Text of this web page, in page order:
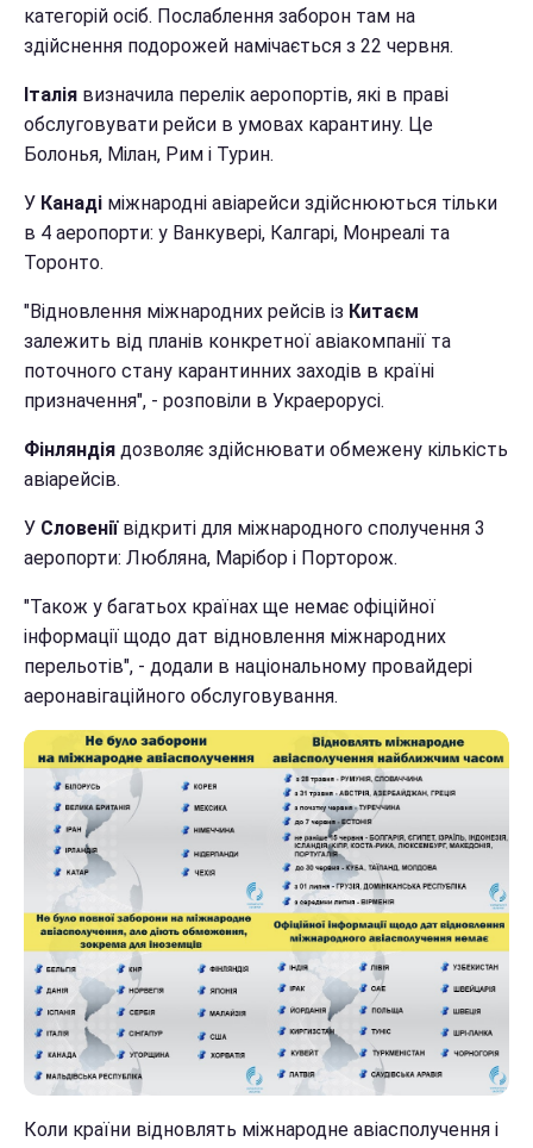
категорій осіб. Послаблення заборон там на
здійснення подорожей намічається з 22 червня.
Італія визначила перелік аеропортів, які в праві
обслуговувати рейси в умовах карантину. Це
Болонья, Мілан, Рим і Турин.
У Канаді міжнародні авіарейси здійснюються тільки
в 4 аеропорти: у Ванкувері, Калгарі, Монреалі та
Торонто.
"Відновлення міжнародних рейсів із Китаєм
залежить від планів конкретної авіакомпанії та
поточного стану карантинних заходів в країні
призначення", - розповіли в Украерорусі.
Фінляндія дозволяє здійснювати обмежену кількість
авіарейсів.
У Словеніївідкриті для міжнародного сполучення 3
аеропорти: Любляна, Марібор і Порторож.
"Також у багатьох країнах ще немає офіційної
інформації щодо дат відновлення міжнародних
перельотів", - додали в національному провайдері
аеронавігаційного обслуговування.
Коли країни відновлять міжнародне авіасполучення і